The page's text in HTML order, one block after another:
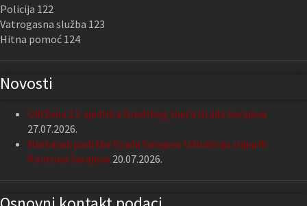
Policija 122
Vatrogasna služba 123
Hitna pomoć 124
Novosti
Održana 13. sjednica Gradskog vijeća Grada Sarajeva
27.07.2026.
Nastavak podrške Grada Sarajeva Udruženju slijepih
Kantona Sarajevo 20.07.2026.